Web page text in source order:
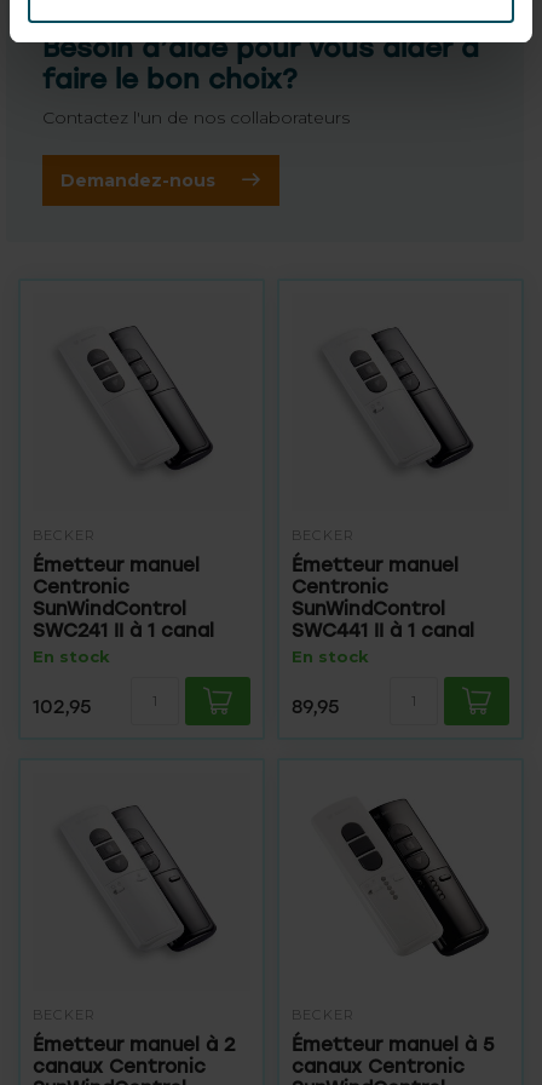
Besoin d’aide pour vous aider à
faire le bon choix?
Contactez l'un de nos collaborateurs
Demandez-nous
BECKER
Émetteur manuel
Centronic
SunWindControl
SWC241 II à 1 canal
En stock
102,95
BECKER
Émetteur manuel
Centronic
SunWindControl
SWC441 II à 1 canal
En stock
89,95
BECKER
Émetteur manuel à 2
canaux Centronic
BECKER
Émetteur manuel à 5
canaux Centronic